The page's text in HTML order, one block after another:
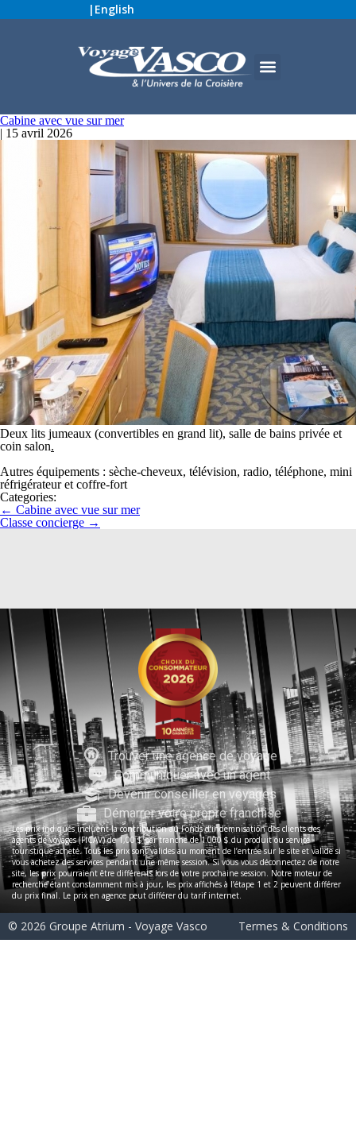
| English
Cabine avec vue sur mer
| 15 avril 2026
Deux lits jumeaux (convertibles en grand lit), salle de bains privée et
coin salon.
Autres équipements : sèche-cheveux, télévision, radio, téléphone, mini
réfrigérateur et coffre-fort
Categories:
← Cabine avec vue sur mer
Classe concierge →
Trouver une agence de voyage
Communiquer avec un agent
Devenir conseiller en voyages
Démarrer votre propre franchise
Les prix indiqués incluent la contribution au Fonds d’indemnisation des clients des
agents de voyages (FICAV) de 1,00 $ par tranche de 1 000 $ du produit ou service
touristique acheté. Tous les prix sont valides au moment de l’entrée sur le site et valide si
vous achetez des services pendant une même session. Si vous vous déconnectez de notre
site, les prix pourraient être différents lors de votre prochaine session. Notre moteur de
recherche étant constamment mis à jour, les prix affichés à l’étape 1 et 2 peuvent différer
du prix final. Le prix en agence peut différer du tarif internet.
© 2026 Groupe Atrium - Voyage Vasco Termes & Conditions